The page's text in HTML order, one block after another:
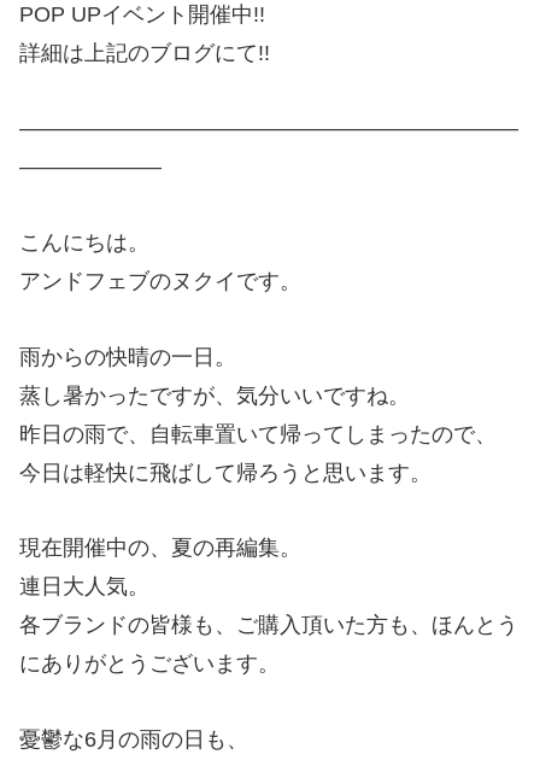
POP UPイベント開催中!!
詳細は上記のブログにて!!
———————————————————————
——————–
こんにちは。
アンドフェブのヌクイです。
雨からの快晴の一日。
蒸し暑かったですが、気分いいですね。
昨日の雨で、自転車置いて帰ってしまったので、
今日は軽快に飛ばして帰ろうと思います。
現在開催中の、夏の再編集。
連日大人気。
各ブランドの皆様も、ご購入頂いた方も、ほんとう
にありがとうございます。
憂鬱な6月の雨の日も、